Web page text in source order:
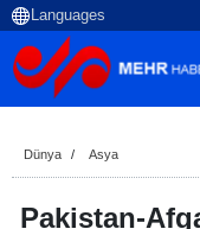
Dünya Asya
Pakistan-